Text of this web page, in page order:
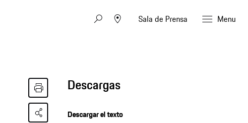
Sala de Prensa Menu
Descargas
Descargar el texto